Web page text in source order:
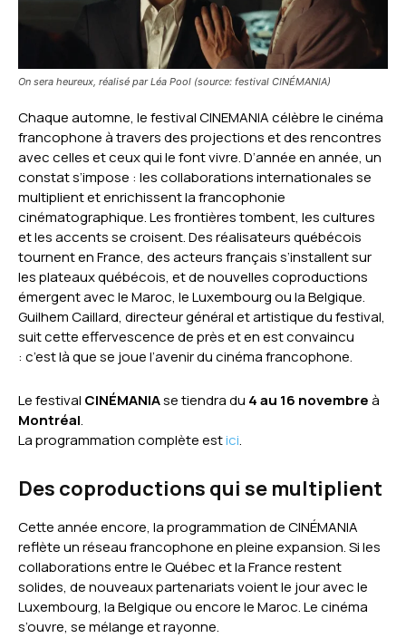
On sera heureux, réalisé par Léa Pool (source: festival CINÉMANIA)
Chaque automne, le festival CINEMANIA célèbre le cinéma
francophone à travers des projections et des rencontres
avec celles et ceux qui le font vivre. D’année en année, un
constat s’impose : les collaborations internationales se
multiplient et enrichissent la francophonie
cinématographique. Les frontières tombent, les cultures
et les accents se croisent. Des réalisateurs québécois
tournent en France, des acteurs français s’installent sur
les plateaux québécois, et de nouvelles coproductions
émergent avec le Maroc, le Luxembourg ou la Belgique.
Guilhem Caillard, directeur général et artistique du festival,
suit cette effervescence de près et en est convaincu
: c’est là que se joue l’avenir du cinéma francophone.
Le festival CINÉMANIAse tiendra du 4 au 16 novembreà
Montréal.
La programmation complète estici.
Des coproductions qui se multiplient
Cette année encore, la programmation de CINÉMANIA
reflète un réseau francophone en pleine expansion. Si les
collaborations entre le Québec et la France restent
solides, de nouveaux partenariats voient le jour avec le
Luxembourg, la Belgique ou encore le Maroc. Le cinéma
s’ouvre, se mélange et rayonne.